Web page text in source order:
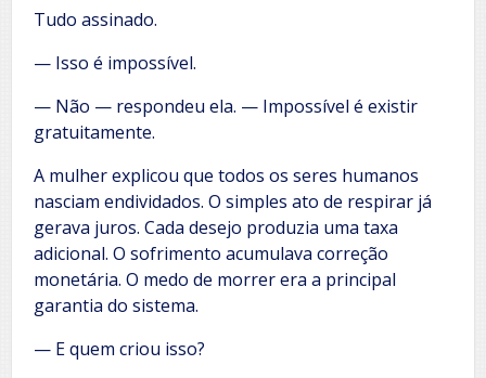
Tudo assinado.
— Isso é impossível.
— Não — respondeu ela. — Impossível é existir
gratuitamente.
A mulher explicou que todos os seres humanos
nasciam endividados. O simples ato de respirar já
gerava juros. Cada desejo produzia uma taxa
adicional. O sofrimento acumulava correção
monetária. O medo de morrer era a principal
garantia do sistema.
— E quem criou isso?